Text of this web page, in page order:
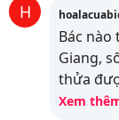
H
Bác nào
Giang,
thửa
Xem